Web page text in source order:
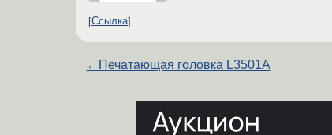
Ссылка
← Печатающая головка L3501A